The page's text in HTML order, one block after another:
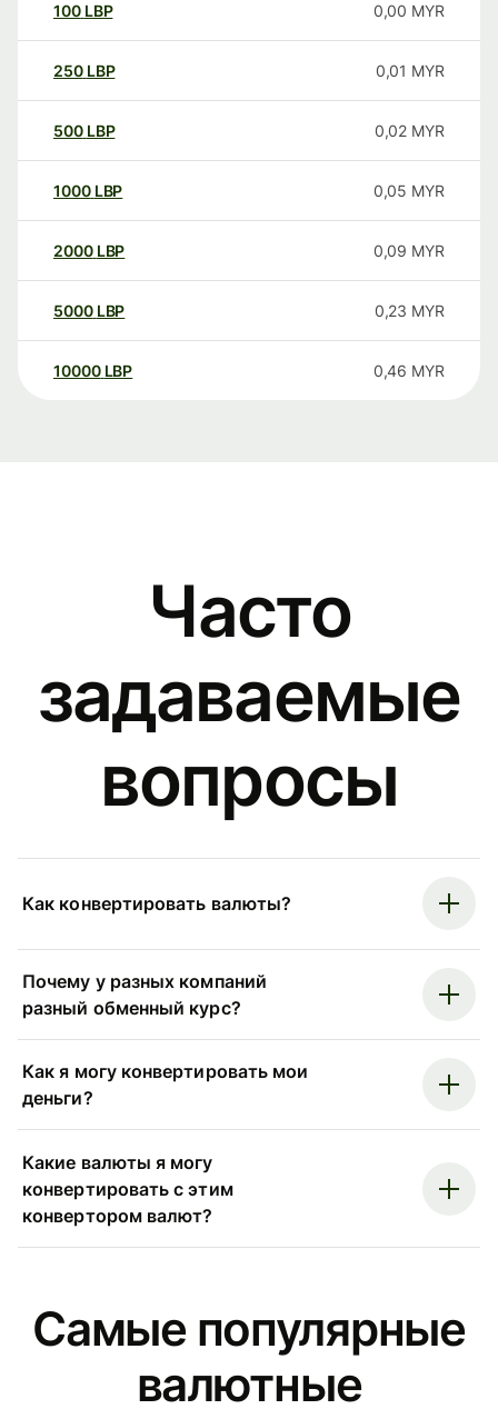
100 LBP 0,00 MYR
250 LBP 0,01 MYR
500 LBP 0,02 MYR
1000 LBP 0,05 MYR
2000 LBP 0,09 MYR
5000 LBP 0,23 MYR
10000 LBP 0,46 MYR
Часто
задаваемые
вопросы
Как конвертировать валюты?
Почему у разных компаний
разный обменный курс?
Как я могу конвертировать мои
деньги?
Какие валюты я могу
конвертировать с этим
конвертором валют?
Самые популярные
валютные